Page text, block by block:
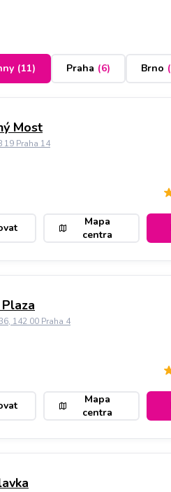
(11) Praha (6) Brno (
Most
19 Praha 14
Mapa
centra
142 00 Praha 4
Mapa
centra